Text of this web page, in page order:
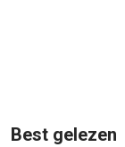
Best gelezen